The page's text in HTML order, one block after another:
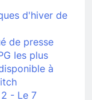
d'hiver de
de presse
les plus
à
- Le 7